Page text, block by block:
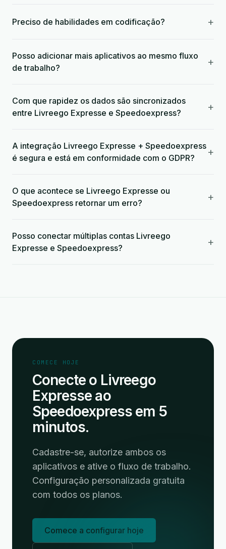
Preciso de habilidades em codificação? +
Posso adicionar mais aplicativos ao mesmo fluxo
de trabalho?
+
Com que rapidez os dados são sincronizados
entre Livreego Expresse e Speedoexpress?
+
A integração Livreego Expresse + Speedoexpress
é segura e está em conformidade com o GDPR?
+
O que acontece se Livreego Expresse ou
Speedoexpress retornar um erro?
+
Posso conectar múltiplas contas Livreego
Expresse e Speedoexpress?
+
COMECE HOJE
Conecte o Livreego
Expresse ao
Speedoexpress em 5
minutos.
Cadastre-se, autorize ambos os
aplicativos e ative o fluxo de trabalho.
Configuração personalizada gratuita
com todos os planos.
Comece a configurar hoje